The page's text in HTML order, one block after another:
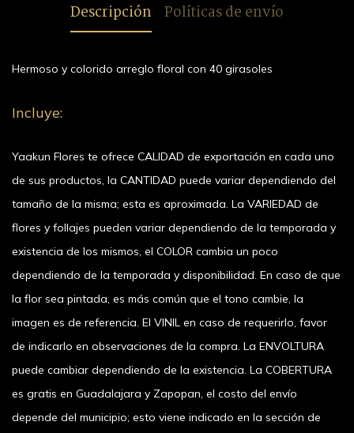
Descripción Políticas de envío
Hermoso y colorido arreglo floral con 40 girasoles
Incluye:
Yaakun Flores te ofrece CALIDAD de exportación en cada uno
de sus productos, la CANTIDAD puede variar dependiendo del
tamaño de la misma; esta es aproximada. La VARIEDAD de
flores y follajes pueden variar dependiendo de la temporada y
existencia de los mismos, el COLOR cambia un poco
dependiendo de la temporada y disponibilidad. En caso de que
la flor sea pintada, es más común que el tono cambie, la
imagen es de referencia. El VINIL en caso de requerirlo, favor
de indicarlo en observaciones de la compra. La ENVOLTURA
puede cambiar dependiendo de la existencia. La COBERTURA
es gratis en Guadalajara y Zapopan, el costo del envío
depende del municipio; esto viene indicado en la sección de